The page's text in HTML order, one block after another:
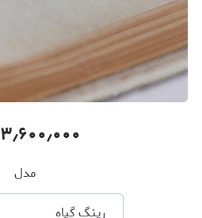
۳٫۶۰۰٫۰۰۰
مدل
رینگ گیاه